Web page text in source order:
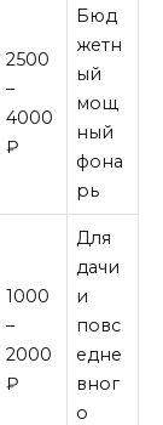
2500
–
4000
₽
Бюд
жетн
ый
мощ
ный
фона
рь
1000
–
2000
₽
Для
дачи
и
повс
едне
вног
о